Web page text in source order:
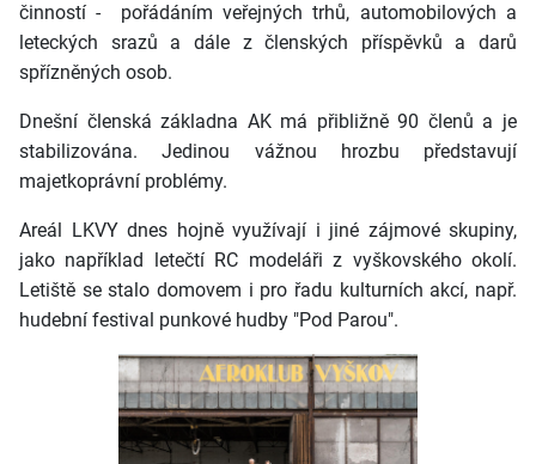
činností - pořádáním veřejných trhů, automobilových a
leteckých srazů a dále z členských příspěvků a darů
spřízněných osob.
Dnešní členská základna AK má přibližně 90 členů a je
stabilizována. Jedinou vážnou hrozbu představují
majetkoprávní problémy.
Areál LKVY dnes hojně využívají i jiné zájmové skupiny,
jako například letečtí RC modeláři z vyškovského okolí.
Letiště se stalo domovem i pro řadu kulturních akcí, např.
hudební festival punkové hudby "Pod Parou".